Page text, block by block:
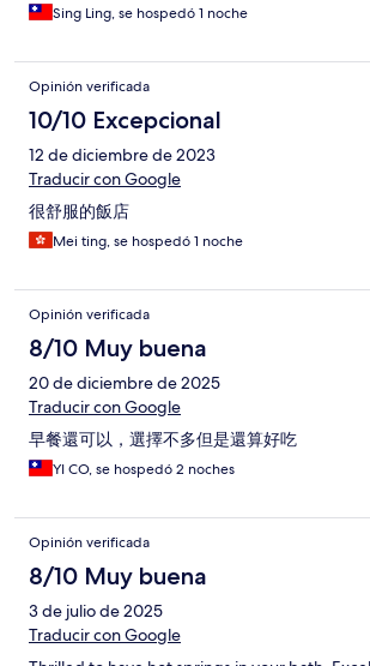
Sing Ling, se hospedó 1 noche
Opinión verificada
10/10 Excepcional
12 de diciembre de 2023
Traducir con Google
很舒服的飯店
Mei ting, se hospedó 1 noche
Opinión verificada
8/10 Muy buena
20 de diciembre de 2025
Traducir con Google
早餐還可以，選擇不多但是還算好吃
YI CO, se hospedó 2 noches
Opinión verificada
8/10 Muy buena
3 de julio de 2025
Traducir con Google